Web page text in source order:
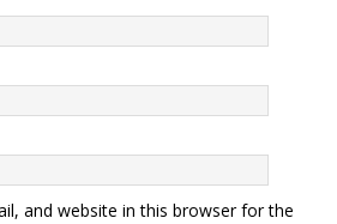
and website in this browser for the